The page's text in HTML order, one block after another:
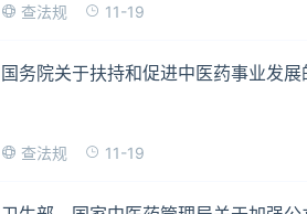
查法规 11-19
国务院关于扶持和促进中医药事业发展
查法规 11-19